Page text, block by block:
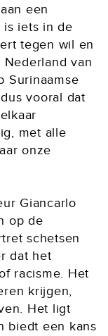
een
is iets in de
tegen wil en
van
Surinaamse
vooral dat
met alle
onze
Giancarlo
op de
schetsen
dat het
racisme. Het
krijgen,
Het ligt
biedt een kans